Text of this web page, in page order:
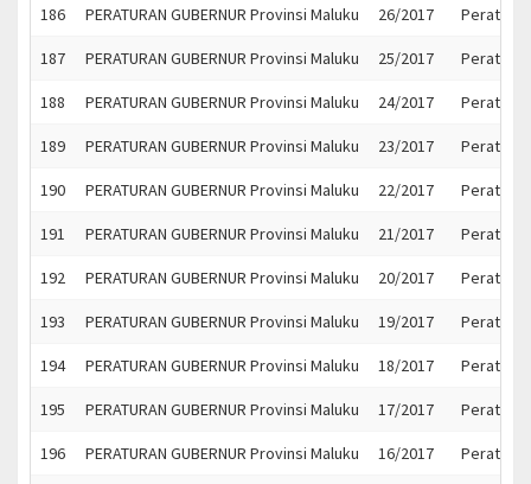
186 PERATURAN GUBERNUR Provinsi Maluku 26/2017 Peraturan
187 PERATURAN GUBERNUR Provinsi Maluku 25/2017 Peraturan
188 PERATURAN GUBERNUR Provinsi Maluku 24/2017 Peraturan
189 PERATURAN GUBERNUR Provinsi Maluku 23/2017 Peraturan
190 PERATURAN GUBERNUR Provinsi Maluku 22/2017 Peraturan
191 PERATURAN GUBERNUR Provinsi Maluku 21/2017 Peraturan
192 PERATURAN GUBERNUR Provinsi Maluku 20/2017 Peraturan
193 PERATURAN GUBERNUR Provinsi Maluku 19/2017 Peraturan
194 PERATURAN GUBERNUR Provinsi Maluku 18/2017 Peraturan
195 PERATURAN GUBERNUR Provinsi Maluku 17/2017 Peraturan
196 PERATURAN GUBERNUR Provinsi Maluku 16/2017 Peraturan